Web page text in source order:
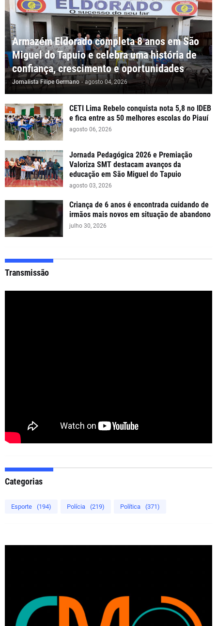
Armazém Eldorado completa 8 anos em São
Miguel do Tapuio e celebra uma história de
confiança, crescimento e oportunidades
Jornalista Filipe Germano - agosto 04, 2026
CETI Lima Rebelo conquista nota 5,8 no IDEB
e fica entre as 50 melhores escolas do Piauí
agosto 06, 2026
Jornada Pedagógica 2026 e Premiação
Valoriza SMT destacam avanços da
educação em São Miguel do Tapuio
agosto 03, 2026
Criança de 6 anos é encontrada cuidando de
irmãos mais novos em situação de abandono
julho 30, 2026
Transmissão
Categorias
Esporte (194) Polícia (219) Política (371)